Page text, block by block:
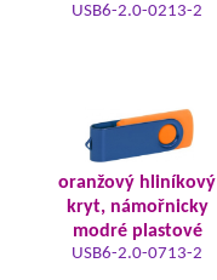
USB6-2.0-0213-2
oranžový hliníkový
kryt, námořnicky
modré plastové
USB6-2.0-0713-2